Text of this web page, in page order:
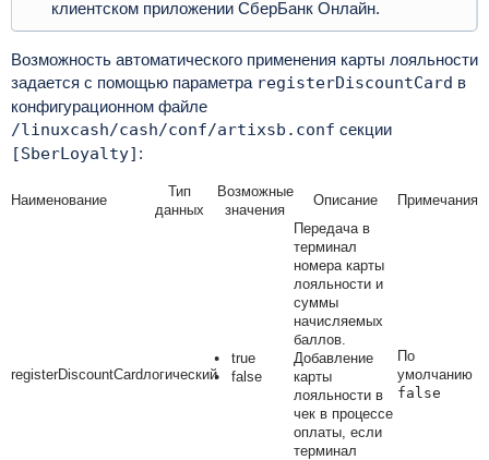
клиентском приложении СберБанк Онлайн.
Возможность автоматического применения карты лояльности
задается с помощью параметра registerDiscountCard в
конфигурационном файле
/linuxcash/cash/conf/artixsb.conf секции
[SberLoyalty] :
Наименование
Тип
данных
Возможные
значения
Описание Примечания
registerDiscountCardлогический
true
false
Передача в
терминал
номера карты
лояльности и
суммы
начисляемых
баллов.
Добавление
карты
лояльности в
чек в процессе
оплаты, если
терминал
По
умолчанию
false